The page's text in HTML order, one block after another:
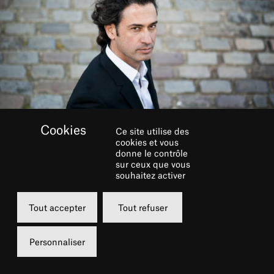
Lundi
11 octobre 2021
20h00
Ce site utilise des
cookies et vous
donne le contrôle
sur ceux que vous
souhaitez activer
Tout accepter Tout refuser
Personnaliser